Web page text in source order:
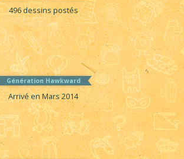
496 dessins postés
Génération Hawkward
Arrivé en Mars 2014